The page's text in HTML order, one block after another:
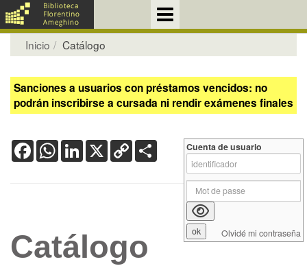
Inicio Catálogo
Sanciones a usuarios con préstamos vencidos: no
podrán inscribirse a cursada ni rendir exámenes finales
FacebookWhatsApp
LinkedIn
X Copy
Link
Catálogo
Cuenta de usuario
Olvidé mi contraseña